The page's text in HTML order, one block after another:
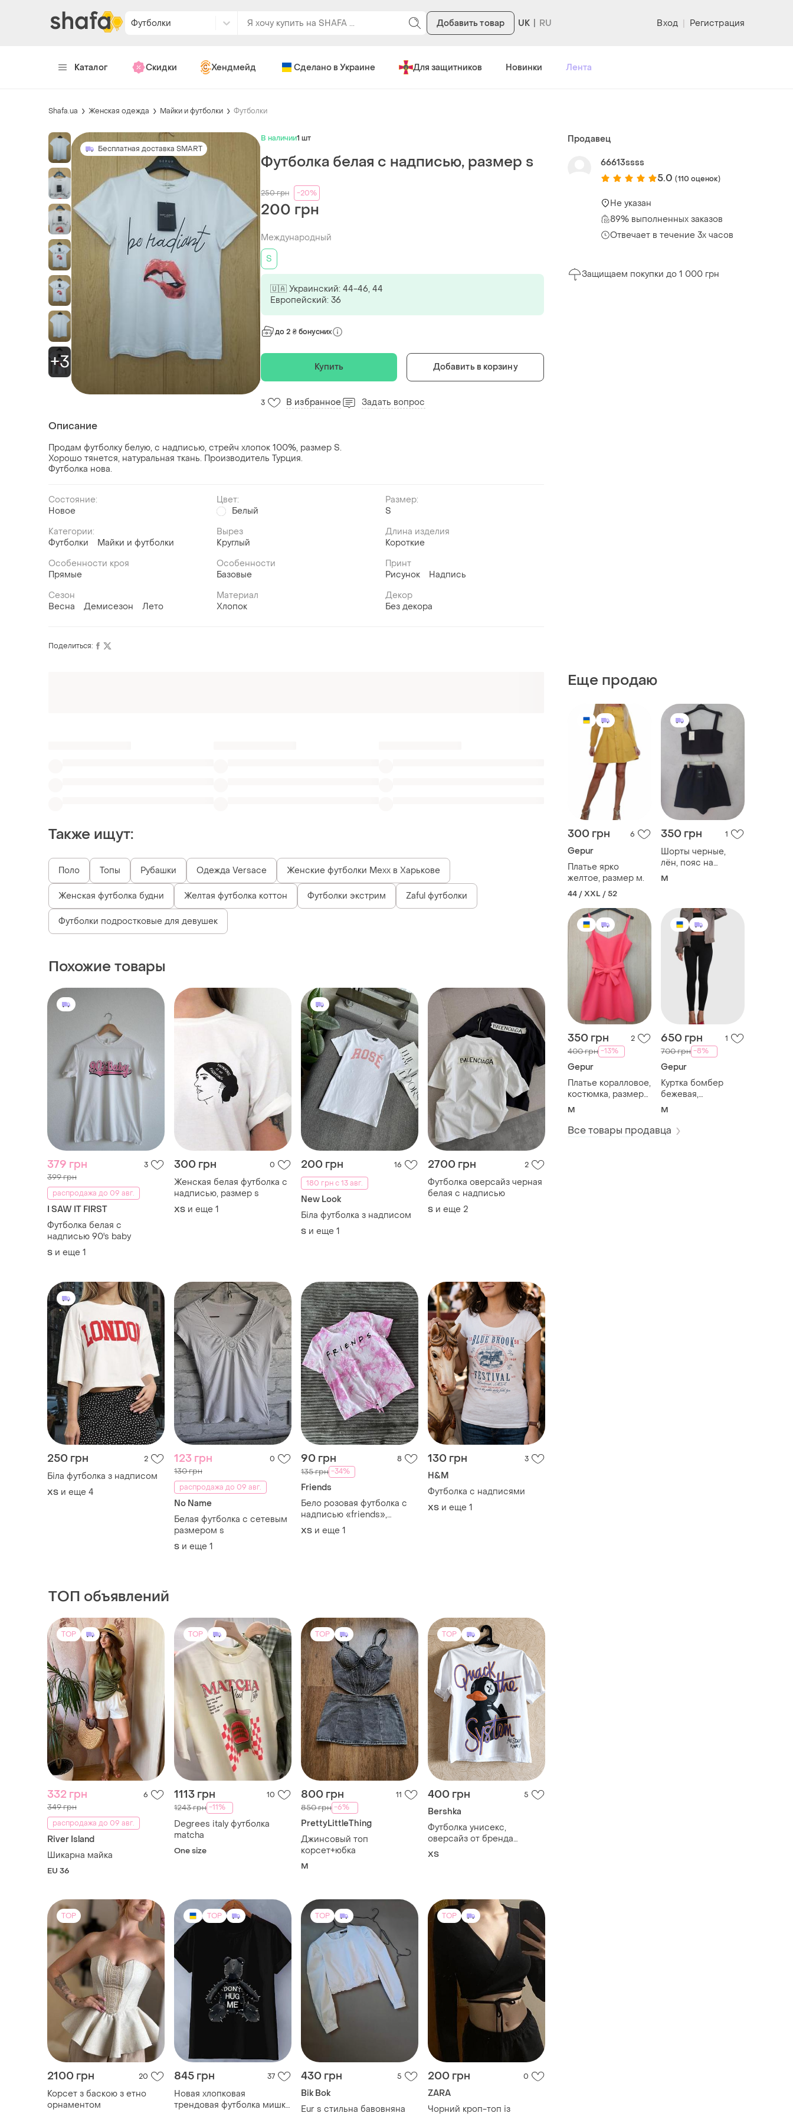
Футболки Добавить товар UK Вход | Регистрация
Каталог Скидки Хендмейд Сделано в Украине Для защитников Новинки Лента
Shafa.ua Женская одежда Майки и футболки Футболки
+3
Бесплатная доставка SMART
В наличии1 шт
Футболка белая с надписью, размер s
250грн -20%
200 грн
Международный
S
🇺🇦 Украинский: 44-46, 44
Европейский: 36
до 2 ₴ бонусних
Купить Добавить в корзину
3 В избранное Задать вопрос
Описание
Продам футболку белую, с надписью, стрейч хлопок 100%, размер S.
Хорошо тянется, натуральная ткань. Производитель Турция.
Футболка нова.
Состояние:
Новое
Цвет:
Белый
Размер:
S
Категории:
Футболки
Майки и футболки
Вырез
Круглый
Длина изделия
Короткие
Особенности кроя
Прямые
Особенности
Базовые
Принт
Рисунок
Надпись
Сезон
Весна
Демисезон Лето
Материал
Хлопок
Декор
Без декора
Продавец
66613ssss
5.0 (110 оценок)
Не указан
89% выполненных заказов
Отвечает в течение 3х часов
Защищаем покупки до 1 000 грн
Еще продаю
300 грн 6
Gepur
Платье ярко
желтое, размер м.
44 / XXL / 52
350 грн 1
Шорты черные,
лён, пояс на
резинке, размеры
M
350 грн 2
400 грн -13%
Gepur
Платье коралловое,
костюмка, размер
м.
M
650 грн 1
700 грн -8%
Gepur
Куртка бомбер
бежевая,
костюмная
вискоза, ткань,
размер м.
M
Все товары продавца
Поделиться:
Похожие товары
379 грн 3
399 грн
распродажа до 09 авг.
I SAW IT FIRST
Футболка белая с
надписью 90's baby
и еще 1
300 грн
Женская белая футболка с
надписью, размер s
200 грн
16
180 грн с 13 авг.
New Look
Біла футболка з надписом
S и еще 1
2700 грн
Футболка оверсайз черная
белая с надписью
и еще 2
250 грн
Біла футболка з надписом
ХS и еще 4
123 грн 0
130 грн
распродажа до 09 авг.
No Name
Белая футболка с сетевым
размером s
и еще 1
90 грн 8
135 грн -34%
Friends
Бело розовая футболка с
надписью «friends»,
размер xs–s
ХS и еще 1
130 грн 3
H&M
Футболка с надписями
ХS и еще 1
ТОП объявлений
332 грн
349 грн
распродажа до 09 авг.
River Island
Шикарна майка
EU 36
TOP
1113 грн 10
1243 грн -11%
Degrees italy футболка
matcha
One size
TOP
800 грн 11
850 грн -6%
PrettyLittleThing
Джинсовый топ
корсет+юбка
M
400 грн 5
Bershka
Футболка унисекс,
оверсайз от бренда
bershka
ХS
TOP
2100 грн 20
Корсет з баскою з етно
орнаментом
и еще 3
845 грн
Новая хлопковая
трендовая футболка мишка
с шипами оверсайз s-3xl
44-54
и еще 5
TOP
430 грн 5
Bik Bok
Eur s стильна бавовняна
блуза кроп топ №901
200 грн 0
Чорний кроп-топ із
зав'язками zara